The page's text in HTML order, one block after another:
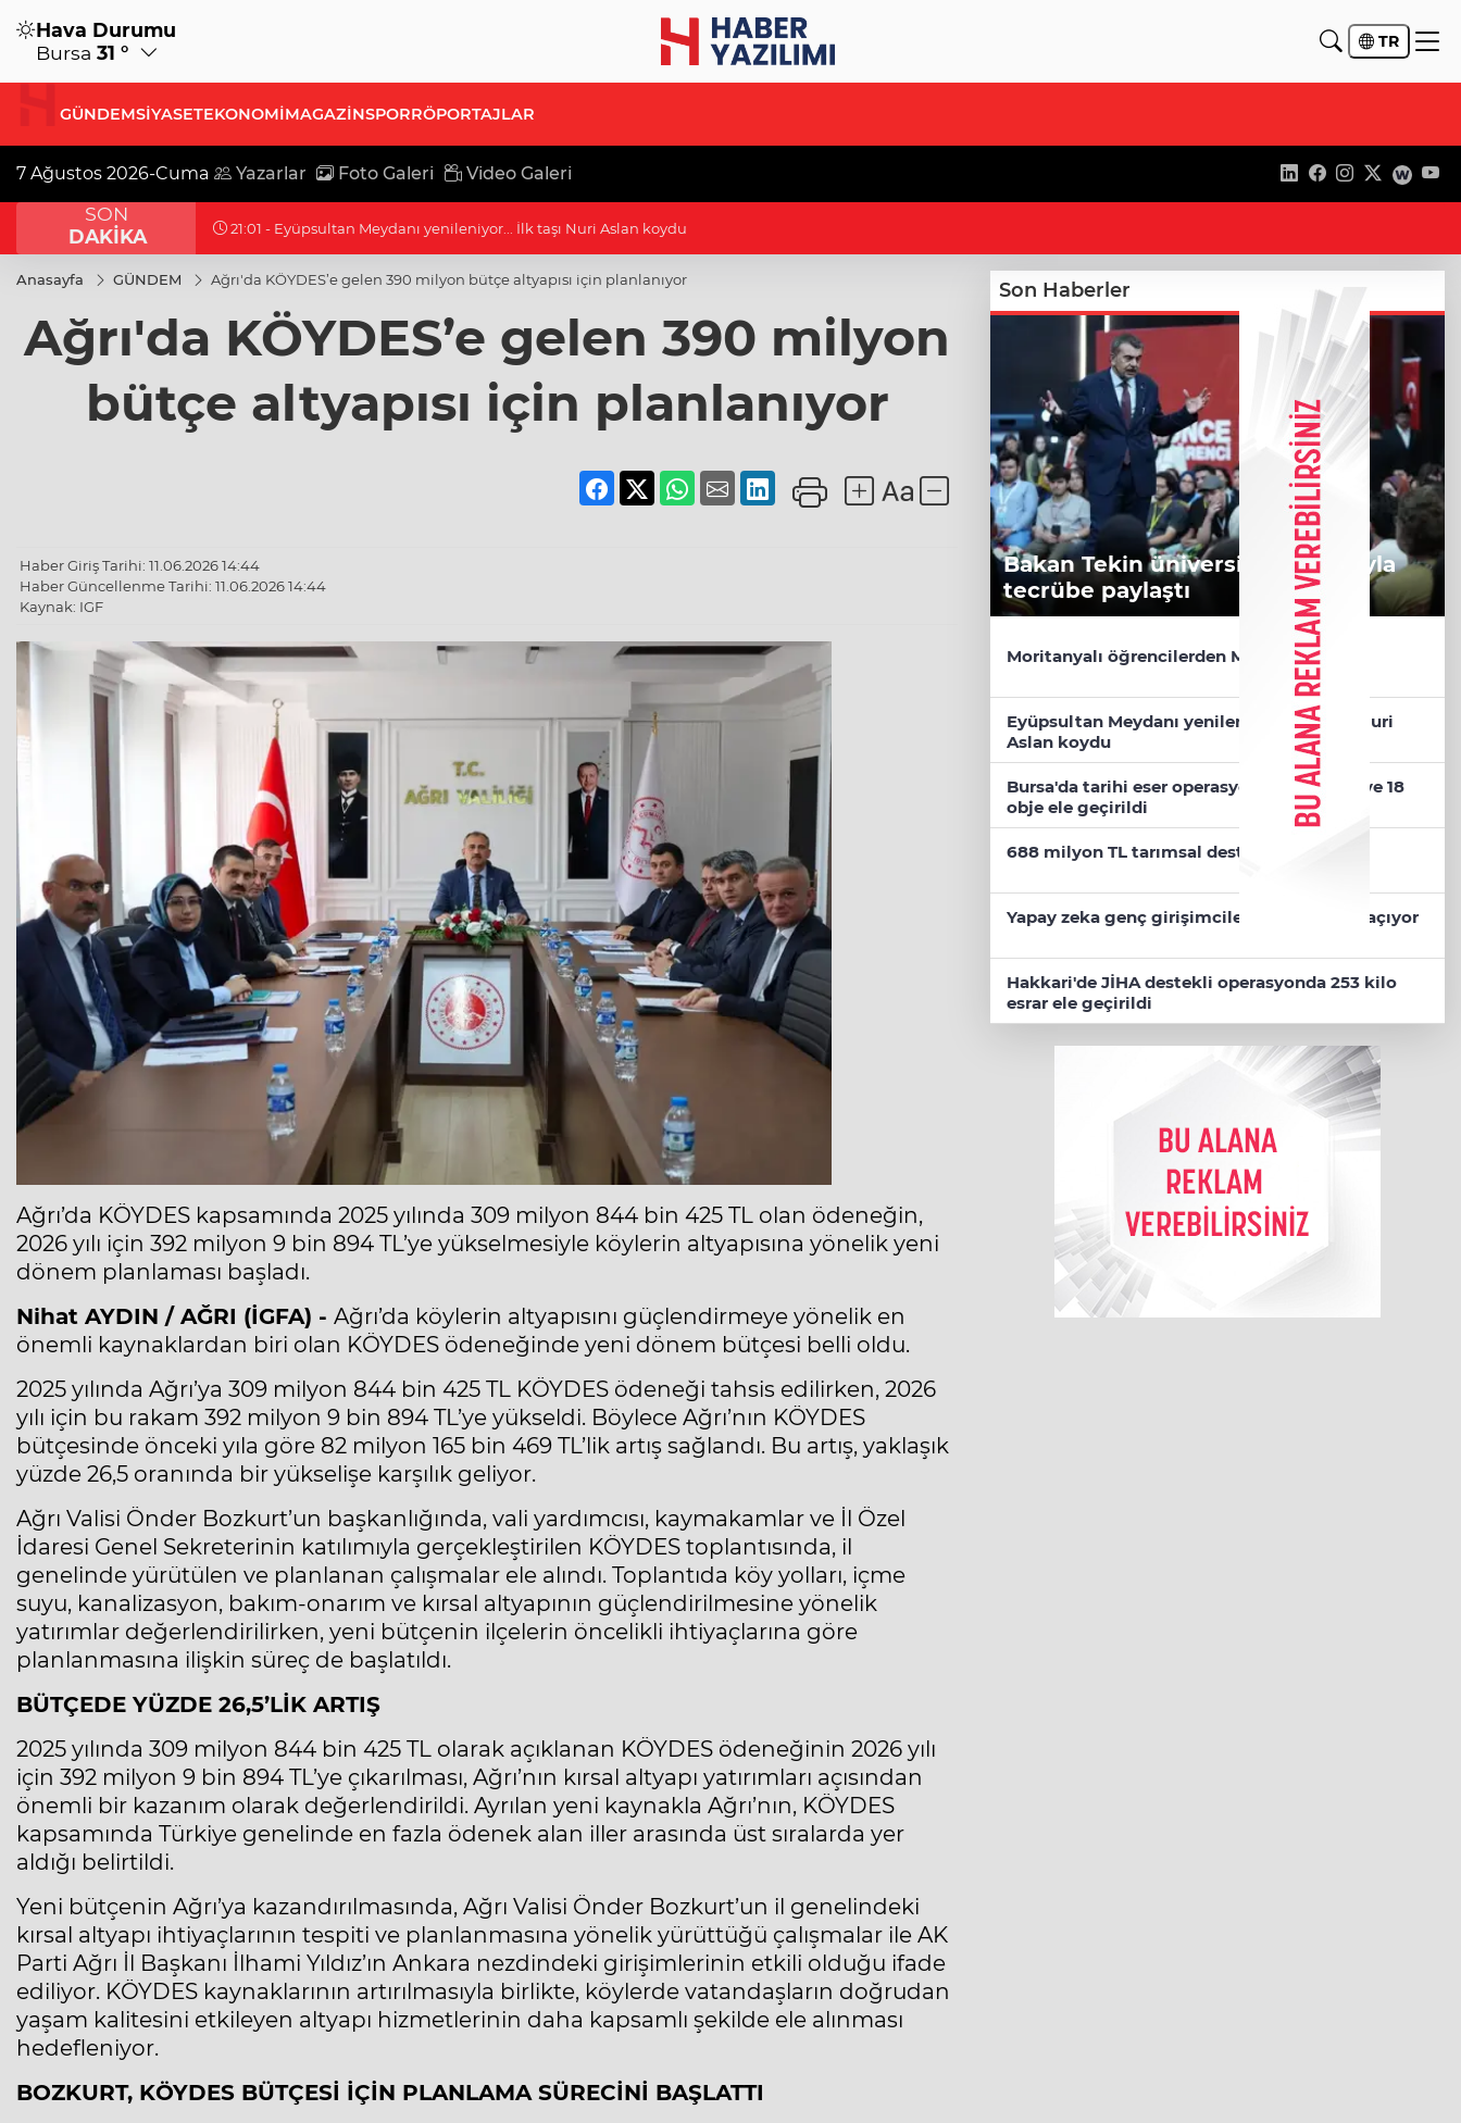
Hava Durumu
Bursa 31 ° TR
GÜNDEMSİYASETEKONOMİMAGAZİNSPORRÖPORTAJLAR
7 Ağustos 2026-Cuma Yazarlar Foto Galeri Video Galeri
SON
DAKİKA
21:01 - Eyüpsultan Meydanı yenileniyor... İlk taşı Nuri Aslan koydu
Anasayfa GÜNDEM Ağrı'da KÖYDES’e gelen 390 milyon bütçe altyapısı için planlanıyor
Ağrı'da KÖYDES’e gelen 390 milyon
bütçe altyapısı için planlanıyor
Haber Giriş Tarihi: 11.06.2026 14:44
Haber Güncellenme Tarihi: 11.06.2026 14:44
Kaynak: IGF
Ağrı’da KÖYDES kapsamında 2025 yılında 309 milyon 844 bin 425 TL olan ödeneğin,
2026 yılı için 392 milyon 9 bin 894 TL’ye yükselmesiyle köylerin altyapısına yönelik yeni
dönem planlaması başladı.
Nihat AYDIN / AĞRI (İGFA) - Ağrı’da köylerin altyapısını güçlendirmeye yönelik en
önemli kaynaklardan biri olan KÖYDES ödeneğinde yeni dönem bütçesi belli oldu.
2025 yılında Ağrı’ya 309 milyon 844 bin 425 TL KÖYDES ödeneği tahsis edilirken, 2026
yılı için bu rakam 392 milyon 9 bin 894 TL’ye yükseldi. Böylece Ağrı’nın KÖYDES
bütçesinde önceki yıla göre 82 milyon 165 bin 469 TL’lik artış sağlandı. Bu artış, yaklaşık
yüzde 26,5 oranında bir yükselişe karşılık geliyor.
Ağrı Valisi Önder Bozkurt’un başkanlığında, vali yardımcısı, kaymakamlar ve İl Özel
İdaresi Genel Sekreterinin katılımıyla gerçekleştirilen KÖYDES toplantısında, il
genelinde yürütülen ve planlanan çalışmalar ele alındı. Toplantıda köy yolları, içme
suyu, kanalizasyon, bakım-onarım ve kırsal altyapının güçlendirilmesine yönelik
yatırımlar değerlendirilirken, yeni bütçenin ilçelerin öncelikli ihtiyaçlarına göre
planlanmasına ilişkin süreç de başlatıldı.
BÜTÇEDE YÜZDE 26,5’LİK ARTIŞ
2025 yılında 309 milyon 844 bin 425 TL olarak açıklanan KÖYDES ödeneğinin 2026 yılı
için 392 milyon 9 bin 894 TL’ye çıkarılması, Ağrı’nın kırsal altyapı yatırımları açısından
önemli bir kazanım olarak değerlendirildi. Ayrılan yeni kaynakla Ağrı’nın, KÖYDES
kapsamında Türkiye genelinde en fazla ödenek alan iller arasında üst sıralarda yer
aldığı belirtildi.
Yeni bütçenin Ağrı’ya kazandırılmasında, Ağrı Valisi Önder Bozkurt’un il genelindeki
kırsal altyapı ihtiyaçlarının tespiti ve planlanmasına yönelik yürüttüğü çalışmalar ile AK
Parti Ağrı İl Başkanı İlhami Yıldız’ın Ankara nezdindeki girişimlerinin etkili olduğu ifade
ediliyor. KÖYDES kaynaklarının artırılmasıyla birlikte, köylerde vatandaşların doğrudan
yaşam kalitesini etkileyen altyapı hizmetlerinin daha kapsamlı şekilde ele alınması
hedefleniyor.
BOZKURT, KÖYDES BÜTÇESİ İÇİN PLANLAMA SÜRECİNİ BAŞLATTI
Son Haberler
Bakan Tekin üniversite adaylarıyla
tecrübe paylaştı
Moritanyalı öğrencilerden MEB'e ziyaret
Eyüpsultan Meydanı yenileniyor... İlk taşı Nuri
Aslan koydu
Bursa'da tarihi eser operasyonu! 273 sikke ve 18
obje ele geçirildi
688 milyon TL tarımsal destek hesaplarda
Yapay zeka genç girişimcilere yeni kapılar açıyor
Hakkari'de JİHA destekli operasyonda 253 kilo
esrar ele geçirildi